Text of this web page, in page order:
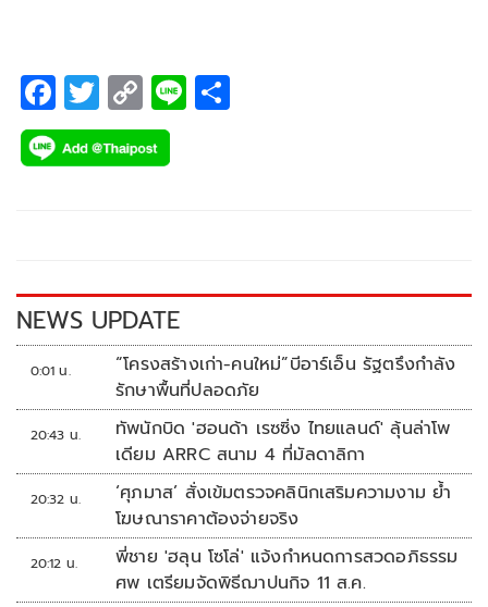
F
ac
e
k
T
wi
tt
C
o
p
k
Li
NEWS UPDATE
0:01 น.
“โครงสร้างเก่า-คนใหม่”บีอาร์เอ็น รัฐตรึงกำลัง
รักษาพื้นที่ปลอดภัย
20:43 น.
ทัพนักบิด 'ฮอนด้า เรซซิ่ง ไทยแลนด์' ลุ้นล่าโพ
เดียม ARRC สนาม 4 ที่มัลดาลิกา
20:32 น.
‘ศุภมาส’ สั่งเข้มตรวจคลินิกเสริมความงาม ย้ำ
โฆษณาราคาต้องจ่ายจริง
20:12 น.
พี่ชาย 'ฮลุน โซโล่' แจ้งกำหนดการสวดอภิธรรม
ศพ เตรียมจัดพิธีฌาปนกิจ 11 ส.ค.